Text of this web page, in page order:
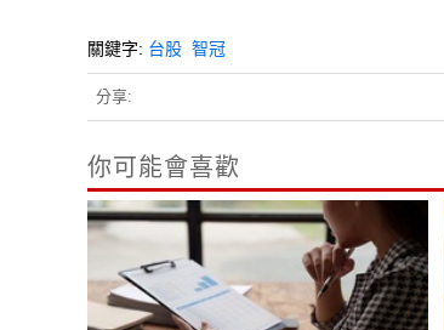
關鍵字: 台股 智冠
分享:
你可能會喜歡